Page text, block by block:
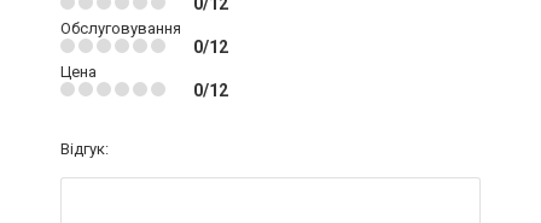
Обслуговування
0/12
Цена
0/12
Відгук: